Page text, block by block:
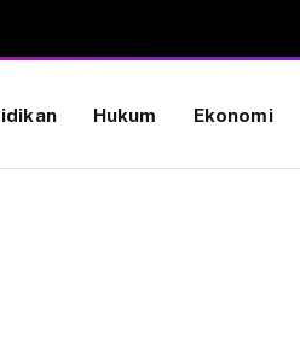
Hukum Ekonomi